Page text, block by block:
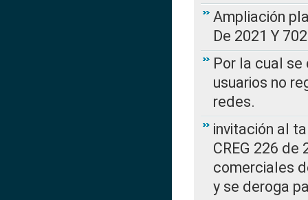
Ampliación
De 2021 Y
Por la cual
usuarios no
redes.
invitación al
CREG 226
comerciales
y se deroga